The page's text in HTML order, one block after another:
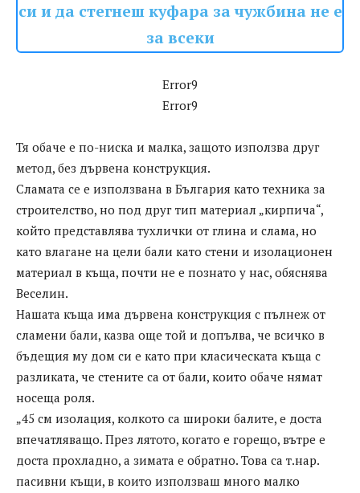
си и да стегнеш куфара за чужбина не е
за всеки
Error9
Error9
Тя обаче е по-ниска и малка, защото използва друг
метод, без дървена конструкция.
Сламата се е използвана в България като техника за
строителство, но под друг тип материал „кирпича“,
който представлява тухлички от глина и слама, но
като влагане на цели бали като стени и изолационен
материал в къща, почти не е познато у нас, обяснява
Веселин.
Нашата къща има дървена конструкция с пълнеж от
сламени бали, казва още той и допълва, че всичко в
бъдещия му дом си е като при класическата къща с
разликата, че стените са от бали, които обаче нямат
носеща роля.
„45 см изолация, колкото са широки балите, е доста
впечатляващо. През лятото, когато е горещо, вътре е
доста прохладно, а зимата е обратно. Това са т.нар.
пасивни къщи, в които използваш много малко